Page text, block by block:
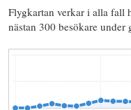
Flygkartan verkar i alla fall
nästan 300 besökare under